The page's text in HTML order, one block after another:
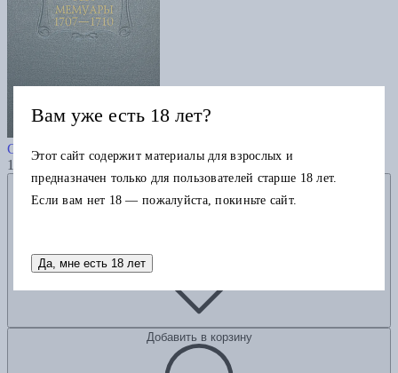
Сен-Симон
11670
Добавить в избранное
Добавить в корзину
Вам уже есть 18 лет?
Этот сайт содержит материалы для взрослых и
предназначен только для пользователей старше 18 лет.
Если вам нет 18 — пожалуйста, покиньте сайт.
Да, мне есть 18 лет